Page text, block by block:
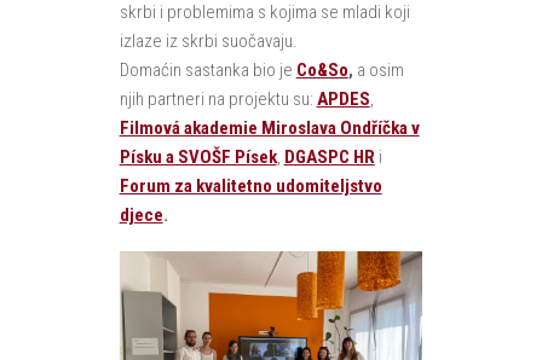
skrbi i problemima s kojima se mladi koji
izlaze iz skrbi suočavaju.
Domaćin sastanka bio je Co&So, a osim
njih partneri na projektu su: APDES,
Filmová akademie Miroslava Ondříčka v
Písku a SVOŠF Písek, DGASPC HRi
Forum za kvalitetno udomiteljstvo
djece.